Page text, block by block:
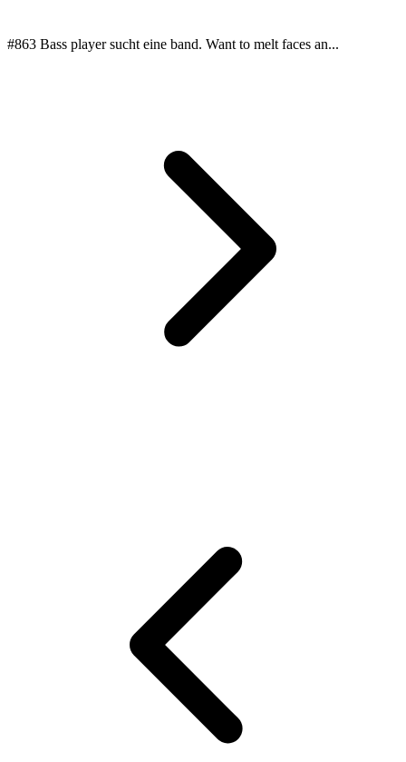
#863 Bass player sucht eine band. Want to melt faces an...